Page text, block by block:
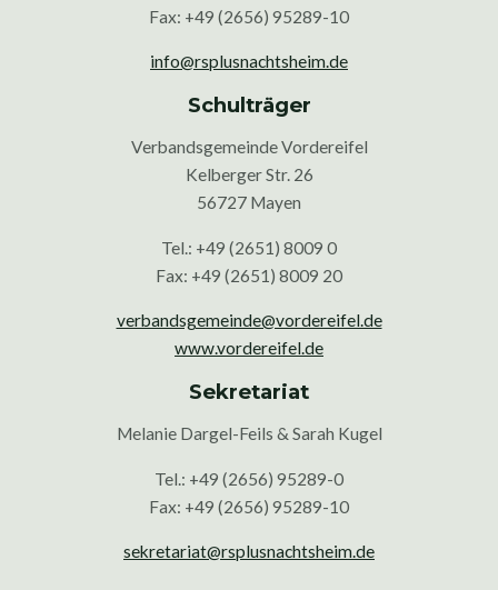
Fax: +49 (2656) 95289-10
info@rsplusnachtsheim.de
Schulträger
Verbandsgemeinde Vordereifel
Kelberger Str. 26
56727 Mayen
Tel.: +49 (2651) 8009 0
Fax: +49 (2651) 8009 20
verbandsgemeinde@vordereifel.de
www.vordereifel.de
Sekretariat
Melanie Dargel-Feils & Sarah Kugel
Tel.: +49 (2656) 95289-0
Fax: +49 (2656) 95289-10
sekretariat@rsplusnachtsheim.de